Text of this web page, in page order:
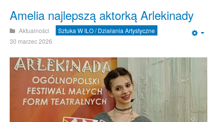
Amelia najlepszą aktorką Arlekinady
Aktualności
Sztuka W ILO / Działania Artystyczne
30 marzec 2026